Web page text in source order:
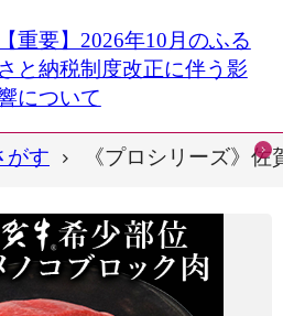
【重要】2026年10月のふる
さと納税制度改正に伴う影
について
がす 《プロシリーズ》